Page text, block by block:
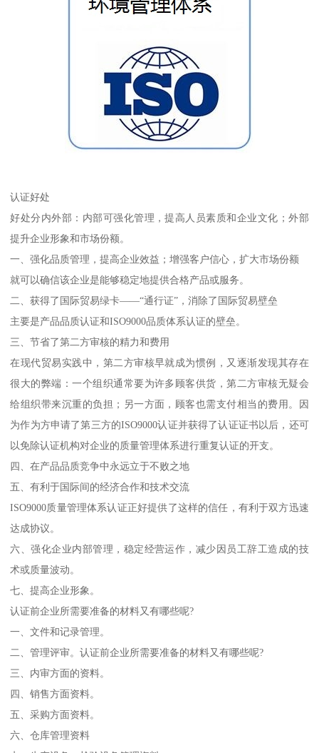
认证好处
好处分内外部：内部可强化管理，提高人员素质和企业文化；外部
提升企业形象和市场份额。
一、强化品质管理，提高企业效益；增强客户信心，扩大市场份额
就可以确信该企业是能够稳定地提供合格产品或服务。
二、获得了国际贸易绿卡——“通行证”，消除了国际贸易壁垒
主要是产品品质认证和ISO9000品质体系认证的壁垒。
三、节省了第二方审核的精力和费用
在现代贸易实践中，第二方审核早就成为惯例，又逐渐发现其存在
很大的弊端：一个组织通常要为许多顾客供货，第二方审核无疑会
给组织带来沉重的负担；另一方面，顾客也需支付相当的费用。因
为作为方申请了第三方的ISO9000认证并获得了认证证书以后，还可
以免除认证机构对企业的质量管理体系进行重复认证的开支。
四、在产品品质竞争中永远立于不败之地
五、有利于国际间的经济合作和技术交流
ISO9000质量管理体系认证正好提供了这样的信任，有利于双方迅速
达成协议。
六、强化企业内部管理，稳定经营运作，减少因员工辞工造成的技
术或质量波动。
七、提高企业形象。
认证前企业所需要准备的材料又有哪些呢?
一、文件和记录管理。
二、管理评审。认证前企业所需要准备的材料又有哪些呢?
三、内审方面的资料。
四、销售方面资料。
五、采购方面资料。
六、仓库管理资料